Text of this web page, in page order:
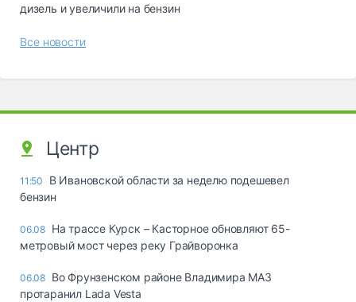
дизель и увеличили на бензин
Все новости
Центр
11:50
В Ивановской области за неделю подешевел
бензин
06.08 На трассе Курск – Касторное обновляют 65-
метровый мост через реку Грайворонка
06.08 Во Фрунзенском районе Владимира МАЗ
протаранил Lada Vesta